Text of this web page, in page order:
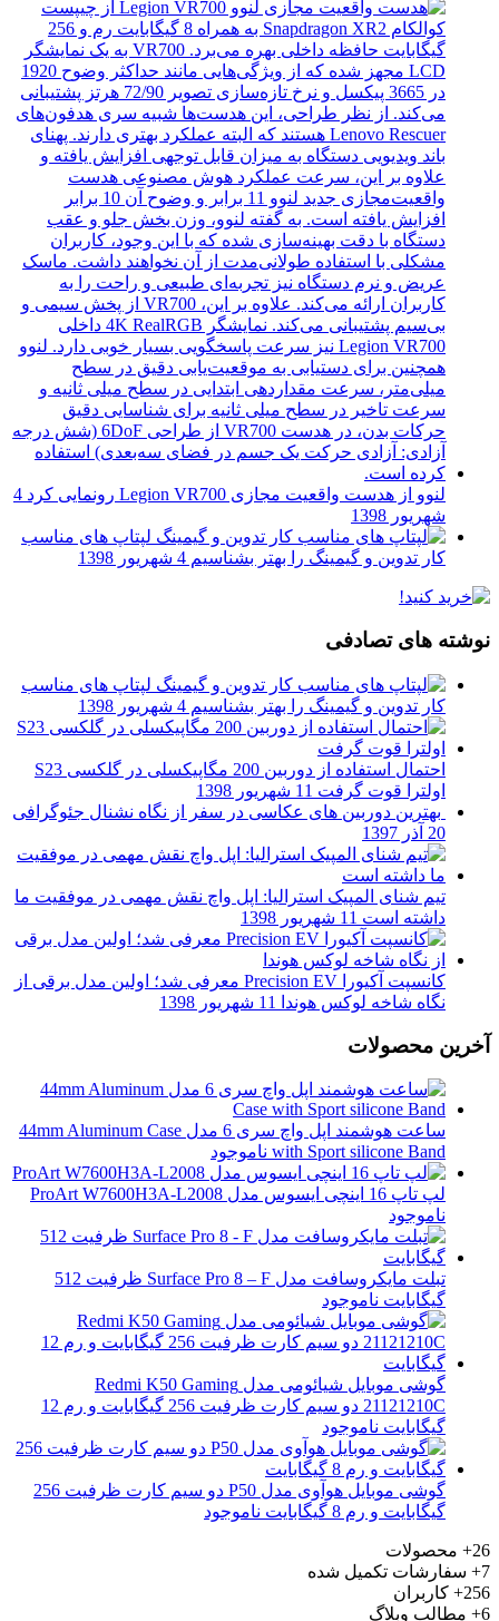
لنوو از هدست واقعیت مجازی Legion VR700 رونمایی کرد
4
شهریور 1398
لپتاپ های مناسب
کار تدوین و گیمینگ را بهتر بشناسیم 4 شهریور 1398
نوشته های تصادفی
لپتاپ های مناسب
کار تدوین و گیمینگ را بهتر بشناسیم 4 شهریور 1398
احتمال استفاده از دوربین 200 مگاپیکسلی در گلکسی S23
اولترا قوت گرفت 11 شهریور 1398
بهترین دوربین های عکاسی در سفر از نگاه نشنال جئوگرافی
20 آذر 1397
تیم شنای المپیک استرالیا: اپل واچ نقش مهمی در موفقیت ما
داشته است 11 شهریور 1398
کانسپت آکیورا Precision EV معرفی شد؛ اولین مدل برقی از
نگاه شاخه لوکس هوندا
11 شهریور 1398
آخرین محصولات
ساعت هوشمند اپل واچ سری 6 مدل 44mm Aluminum Case
with Sport silicone Band ناموجود
لپ تاپ 16 اینچی ایسوس مدل ProArt W7600H3A-L2008
ناموجود
تبلت مایکروسافت مدل Surface Pro 8 – F ظرفیت 512
گیگابایت ناموجود
گوشی موبایل شیائومی مدل Redmi K50 Gaming
21121210C دو سیم کارت ظرفیت 256 گیگابایت و رم 12
گیگابایت ناموجود
گوشی موبایل هوآوی مدل P50 دو سیم کارت ظرفیت 256
گیگابایت و رم 8 گیگابایت
ناموجود
26+
محصولات
7+
سفارشات تکمیل شده
256+
کاربران
6+
مطالب وبلاگ